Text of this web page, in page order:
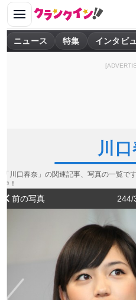
ニュース 特集 インタビ
川
「川口春奈」の関連記事、写真の一覧
中！
前の写真 244/